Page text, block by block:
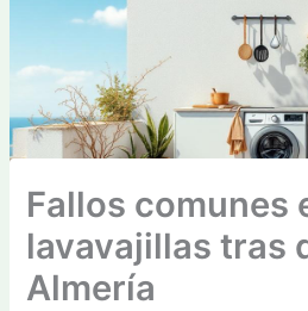
Fallos comunes
lavavajillas tras
Almería